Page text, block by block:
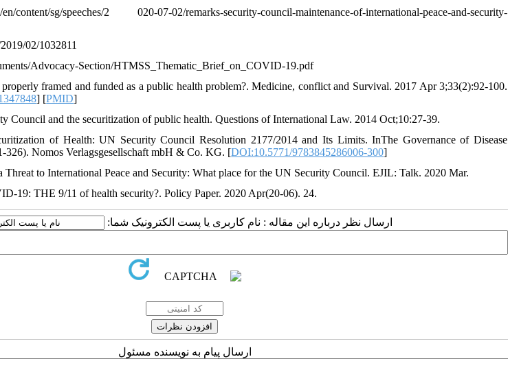
sg/speeches/2 020-07-02/remarks-security-council-maintenance-of-international-peace-and-security-
02/1032811
Advocacy-Section/HTMSS_Thematic_Brief_on_COVID-19.pdf
framed and funded as a public health problem?. Medicine, conflict and Survival. 2017 Apr 3;33(2):92-100.
] [PMID]
Council and the securitization of public health. Questions of International Law. 2014 Oct;10:27-39.
of Health: UN Security Council Resolution 2177/2014 and Its Limits. InThe Governance of Disease
326). Nomos Verlagsgesellschaft mbH & Co. KG. [DOI:10.5771/9783845286006-300]
to International Peace and Security: What place for the UN Security Council. EJIL: Talk. 2020 Mar.
19: THE 9/11 of health security?. Policy Paper. 2020 Apr(20-06). 24.
ارسال نظر درباره این مقاله : نام کاربری یا پست الکترونیک شما:
ارسال پیام به نویسنده مسئول